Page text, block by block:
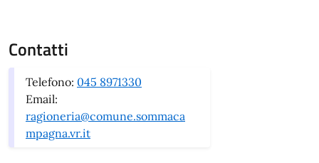
Contatti
Telefono: 045 8971330
Email:
ragioneria@comune.sommaca
mpagna.vr.it